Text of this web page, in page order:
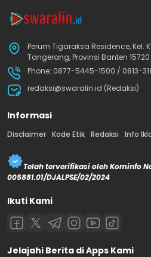
Perum Tigaraksa Residence, Kel.
Tangerang, Provinsi Banten 15720
Phone: 0877-5445-1500 / 0813-
redaksi@swaralin.id (Redaksi)
Informasi
Disclaimer Kode Etik Redaksi Info
Telah terverifikasi oleh Kominfo
005881.01/DJALPSE/02/2024
Ikuti Kami
Jelajahi Berita di Apps Kami